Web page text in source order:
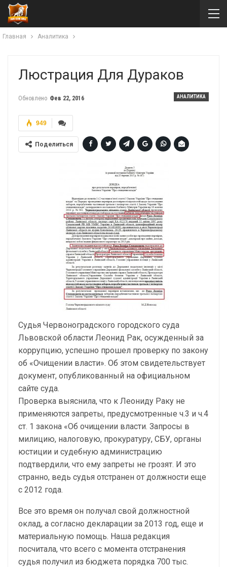
Главная Аналитика
Люстрация Для Дураков
АНАЛИТИКА
Обновлено Фев 22, 2016
949
Поделиться
Судья Червоноградского городского суда
Львовской области Леонид Рак, осужденный за
коррупцию, успешно прошел проверку по закону
об «Очищении власти». Об этом свидетельствует
документ, опубликованный на официальном
сайте суда.
Проверка выяснила, что к Леониду Раку не
применяются запреты, предусмотренные ч.3 и ч.4
ст. 1 закона «Об очищении власти. Запросы в
милицию, налоговую, прокуратуру, СБУ, органы
юстиции и судебную администрацию
подтвердили, что ему запреты не грозят. И это
странно, ведь судья отстранен от должности еще
с 2012 года.
Все это время он получал свой должностной
оклад, а согласно декларации за 2013 год, еще и
материальную помощь. Наша редакция
посчитала, что всего с момента отстранения
судья получил из бюджета порядка 700 тыс.